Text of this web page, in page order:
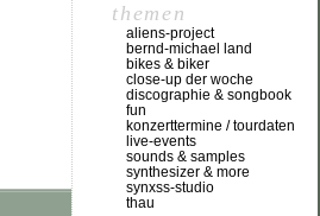
themen
aliens-project
bernd-michael land
bikes & biker
close-up der woche
discographie & songbook
fun
konzerttermine / tourdaten
live-events
sounds & samples
synthesizer & more
synxss-studio
thau